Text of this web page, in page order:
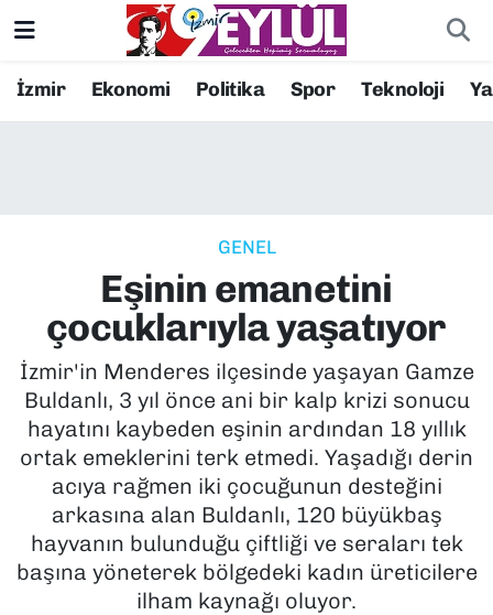
İzmir Ekonomi Politika Spor Teknoloji
GENEL
Eşinin emanetini
çocuklarıyla yaşatıyor
İzmir'in Menderes ilçesinde yaşayan Gamze
Buldanlı, 3 yıl önce ani bir kalp krizi sonucu
hayatını kaybeden eşinin ardından 18 yıllık
ortak emeklerini terk etmedi. Yaşadığı derin
acıya rağmen iki çocuğunun desteğini
arkasına alan Buldanlı, 120 büyükbaş
hayvanın bulunduğu çiftliği ve seraları tek
başına yöneterek bölgedeki kadın üreticilere
ilham kaynağı oluyor.
Resmi İlanlar
EKONOMİ
KÜLTÜR SANAT
MAGAZİN
POLİTİKA
SAĞLIK
SPOR
Konak Nöbetçi Eczaneler
Süper Lig Puan Durumu ve Fikstür
Tüm Manşetler
Son Dakika Haberleri
Haber Arşivi